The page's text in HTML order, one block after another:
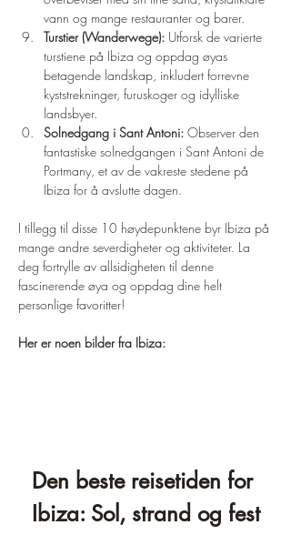
vann og mange restauranter og barer.
Turstier (Wanderwege): Utforsk de varierte
turstiene på Ibiza og oppdag øyas
betagende landskap, inkludert forrevne
kyststrekninger, furuskoger og idylliske
landsbyer.
Solnedgang i Sant Antoni: Observer den
fantastiske solnedgangen i Sant Antoni de
Portmany, et av de vakreste stedene på
Ibiza for å avslutte dagen.
I tillegg til disse 10 høydepunktene byr Ibiza på
mange andre severdigheter og aktiviteter. La
deg fortrylle av allsidigheten til denne
fascinerende øya og oppdag dine helt
personlige favoritter!
Her er noen bilder fra Ibiza:
Den beste reisetiden for
Ibiza: Sol, strand og fest